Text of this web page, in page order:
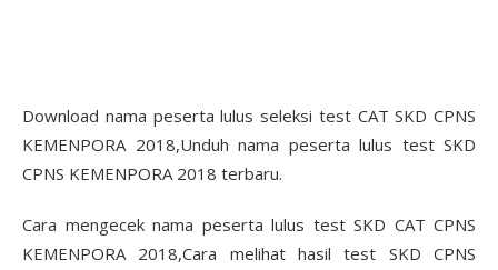
Download nama peserta lulus seleksi test CAT SKD CPNS
KEMENPORA 2018,Unduh nama peserta lulus test SKD
CPNS KEMENPORA 2018 terbaru.
Cara mengecek nama peserta lulus test SKD CAT CPNS
KEMENPORA 2018,Cara melihat hasil test SKD CPNS